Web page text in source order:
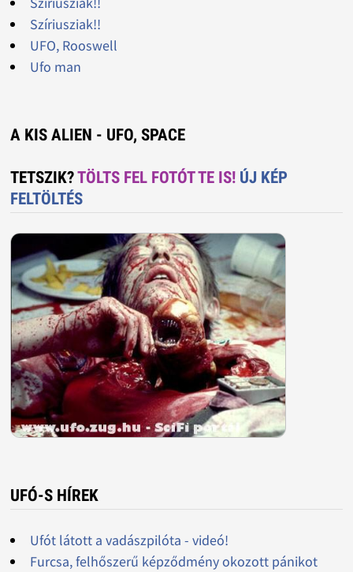
Szíriusziak!!
UFO, Rooswell
Ufo man
A KIS ALIEN - UFO, SPACE
TETSZIK?TÖLTS FEL FOTÓT TE IS! ÚJ KÉP
FELTÖLTÉS
UFÓ-S HÍREK
Ufót látott a vadászpilóta - videó!
Furcsa, felhőszerű képződmény okozott pánikot